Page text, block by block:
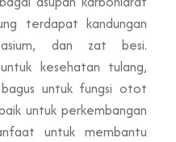
terdapat kandungan
dan zat besi.
kesehatan tulang,
untuk fungsi otot
untuk perkembangan
untuk membantu